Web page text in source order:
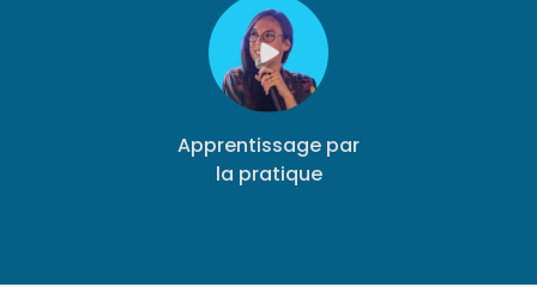
Apprentissage par
la pratique